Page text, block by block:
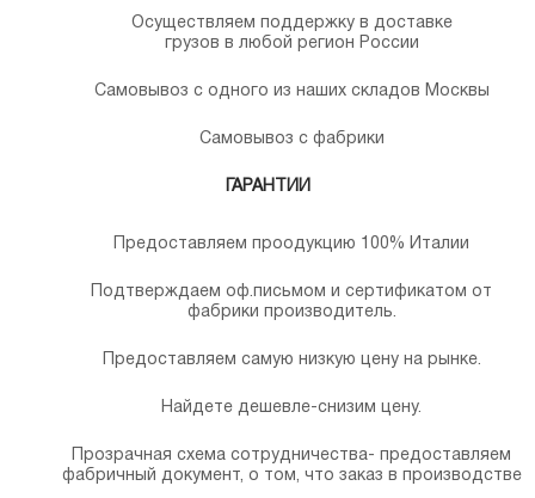
Осуществляем поддержку в доставке
грузов в любой регион России
Самовывоз с одного из наших складов Москвы
Самовывоз с фабрики
ГАРАНТИИ
Предоставляем проодукцию 100% Италии
Подтверждаем оф.письмом и сертификатом от
фабрики производитель.
Предоставляем самую низкую цену на рынке.
Найдете дешевле-снизим цену.
Прозрачная схема сотрудничества- предоставляем
фабричный документ, о том, что заказ в производстве